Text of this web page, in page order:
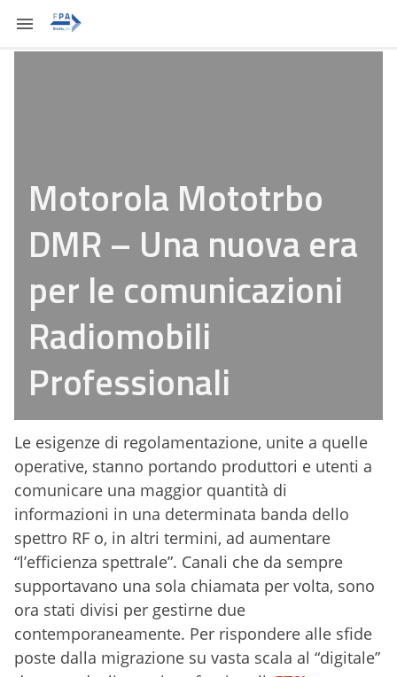
Motorola Mototrbo
DMR – Una nuova era
per le comunicazioni
Radiomobili
Professionali
Le esigenze di regolamentazione, unite a quelle
operative, stanno portando produttori e utenti a
comunicare una maggior quantità di
informazioni in una determinata banda dello
spettro RF o, in altri termini, ad aumentare
“l’efficienza spettrale”. Canali che da sempre
supportavano una sola chiamata per volta, sono
ora stati divisi per gestirne due
contemporaneamente. Per rispondere alle sfide
poste dalla migrazione su vasta scala al “digitale”